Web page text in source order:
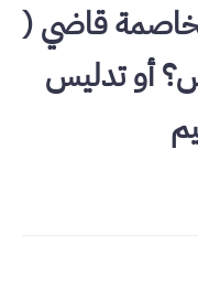
قاضي (
أو تدليس